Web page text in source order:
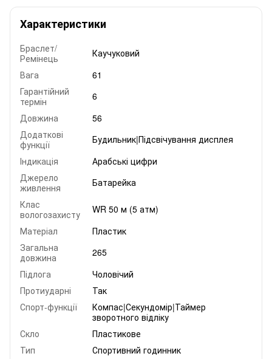
Характеристики
Браслет/
Ремінець
Каучуковий
Вага
61
Гарантійний
термін
6
Довжина
56
Додаткові
функції
Будильник|Підсвічування дисплея
Індикація
Арабські цифри
Джерело
живлення
Батарейка
Клас
вологозахисту
WR 50 м (5 атм)
Матеріал
Пластик
Загальна
довжина
265
Підлога
Чоловічий
Протиударні
Так
Спорт-функції
Компас|Секундомір|Таймер
зворотного відліку
Скло
Пластикове
Тип
Спортивний годинник